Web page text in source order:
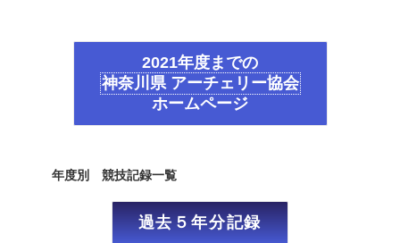
2021年度までの
神奈川県 アーチェリー協会
ホームページ
年度別 競技記録一覧
過去５年分記録